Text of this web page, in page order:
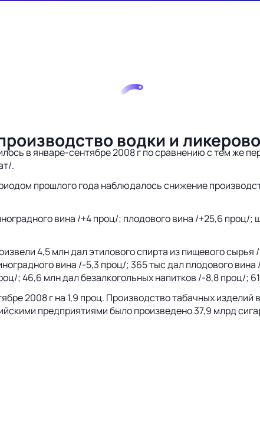
водки и
в январе-сентябре 2008 г по сравнению с тем же
.
прошлого года наблюдалось снижение
вина /+4 проц/; плодового вина /+25,6 проц/
4,5 млн дал этилового спирта из пищевого
вина /-5,3 проц/; 365 тыс дал плодового
; 46,6 млн дал безалкогольных напитков /-8,8 проц/;
2008 г на 1,9 проц. Производство табачных
предприятиями было произведено 37,9 млрд